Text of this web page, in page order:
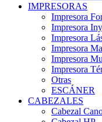
IMPRESORAS
Impresora
Impresora
Impresora
Impresora
Impresora
Impresora
Otras
ESCÁNER
CABEZALES
Cabezal